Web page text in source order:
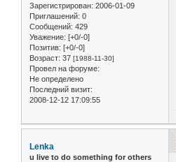
Зарегистрирован: 2006-01-09
Приглашений: 0
Сообщений: 429
Уважение: [+0/-0]
Позитив: [+0/-0]
Возраст: 37 [1988-11-30]
Провел на форуме:
Не определено
Последний визит:
2008-12-12 17:09:55
Lenka
u live to do something for others